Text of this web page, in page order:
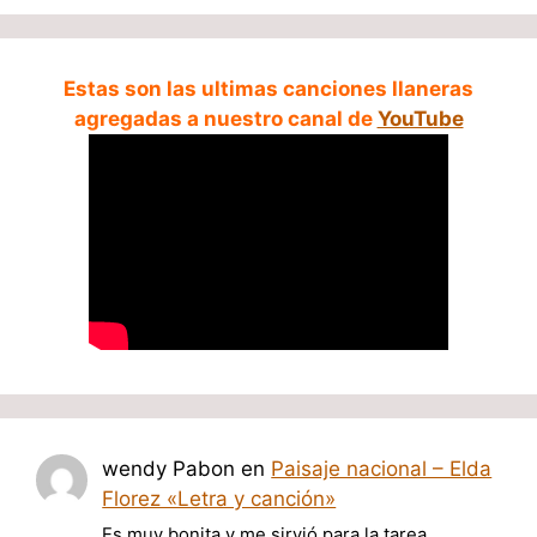
Estas son las ultimas canciones llaneras
agregadas a nuestro canal de YouTube
wendy Pabon en Paisaje nacional – Elda
Florez «Letra y canción»